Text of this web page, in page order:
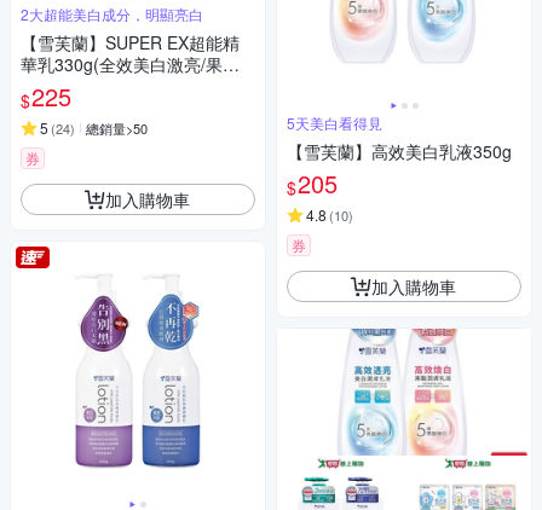
2大超能美白成分，明顯亮白
【雪芙蘭】SUPER EX超能精
華乳330g(全效美白激亮/果酸
煥膚勻亮)
$225
5 (24) 總銷量>50
券
加入購物車
5天美白看得見
【雪芙蘭】高效美白乳液350g
$205
4.8 (10)
券
加入購物車